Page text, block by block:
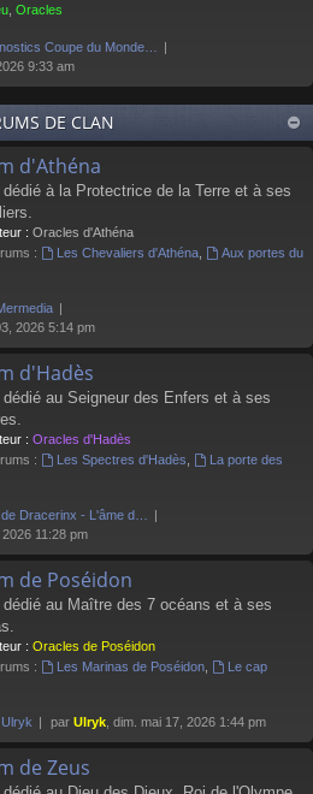
Oracles
Coupe du Monde…
9:33 am
DE CLAN
d'Athéna
dédié à la Protectrice de la Terre et à ses
: Oracles d'Athéna
:
Les Chevaliers d'Athéna,
Aux portes du
2026 5:14 pm
d'Hadès
dédié au Seigneur des Enfers et à ses
: Oracles d'Hadès
:
Les Spectres d'Hadès
La porte des
Dracerinx - L'âme d…
2026 11:28 pm
de Poséidon
dédié au Maître des 7 océans et à ses
: Oracles de Poséidon
:
Les Marinas de Poséidon,
Le cap
par Ulryk , dim. mai 17, 2026 1:44 pm
de Zeus